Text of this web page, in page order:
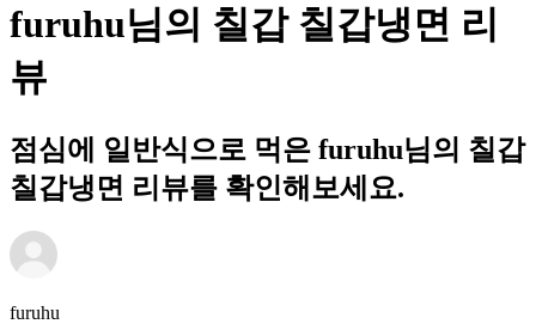
furuhu님의 칠갑 칠갑냉면 리
뷰
점심에 일반식으로 먹은 furuhu님의 칠갑
칠갑냉면 리뷰를 확인해보세요.
furuhu